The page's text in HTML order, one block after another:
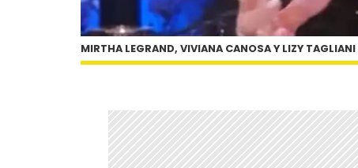
MIRTHA LEGRAND, VIVIANA CANOSA Y LIZY TAGLIANI